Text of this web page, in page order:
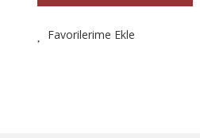
Favorilerime Ekle